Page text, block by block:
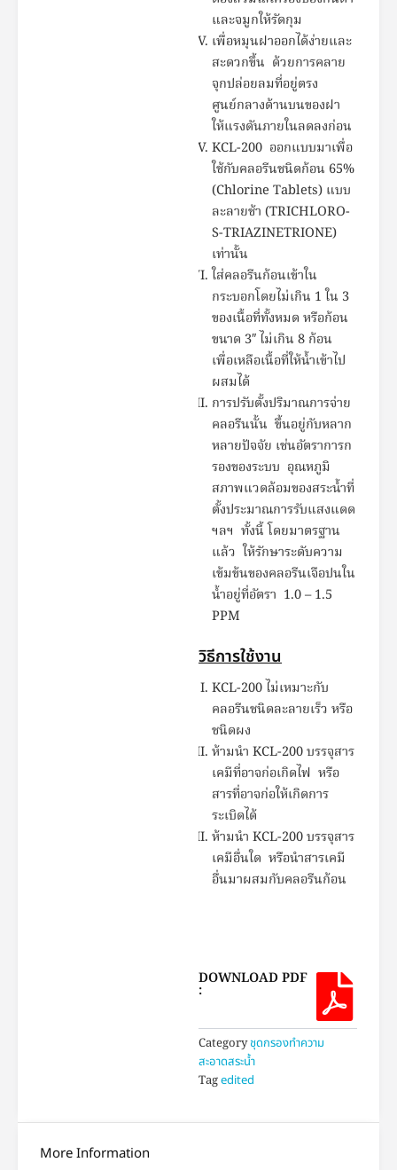
และจมูกให้รัดกุม
เพื่อหมุนฝาออกได้ง่ายและ
สะดวกขึ้น ด้วยการคลาย
จุกปล่อยลมที่อยู่ตรง
ศูนย์กลางด้านบนของฝา
ให้แรงดันภายในลดลงก่อน
KCL-200 ออกแบบมาเพื่อ
ใช้กับคลอรีนชนิดก้อน 65%
(Chlorine Tablets) แบบ
ละลายช้า (TRICHLORO-
S-TRIAZINETRIONE)
เท่านั้น
ใส่คลอรีนก้อนเข้าใน
กระบอกโดยไม่เกิน 1 ใน 3
ของเนื้อที่ทั้งหมด หรือก้อน
ขนาด 3″ ไม่เกิน 8 ก้อน
เพื่อเหลือเนื้อที่ให้น้ำเข้าไป
ผสมได้
การปรับตั้งปริมาณการจ่าย
คลอรีนนั้น ขึ้นอยู่กับหลาก
หลายปัจจัย เช่นอัตราการก
รองของระบบ อุณหภูมิ
สภาพแวดล้อมของสระน้ำที่
ตั้งประมาณการรับแสงแดด
ฯลฯ ทั้งนี้ โดยมาตรฐาน
แล้ว ให้รักษาระดับความ
เข้มข้นของคลอรีนเจือปนใน
น้ำอยู่ที่อัตรา 1.0 – 1.5
PPM
วิธีการใช้งาน
KCL-200 ไม่เหมาะกับ
คลอรีนชนิดละลายเร็ว หรือ
ชนิดผง
ห้ามนำ KCL-200 บรรจุสาร
เคมีที่อาจก่อเกิดไฟ หรือ
สารที่อาจก่อให้เกิดการ
ระเบิดได้
ห้ามนำ KCL-200 บรรจุสาร
เคมีอื่นใด หรือนำสารเคมี
อื่นมาผสมกับคลอรีนก้อน
DOWNLOAD PDF
:
Categoryชุดกรองทำความ
สะอาดสระน้ำ
Tagedited
More Information